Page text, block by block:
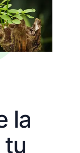
la